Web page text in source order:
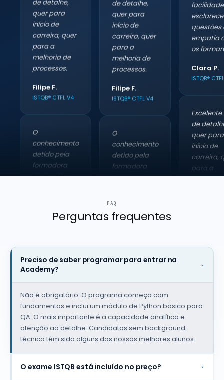
início de
carreira, quer
para a
melhoria de
processos.
Filipe F.
ISTQB® CTFL V4
conhecimento
detido pela
formadora
Joana Vilas-
Boas, a
empatia com
Clara P.
ISTQB® CTFL V4
Excelente nível
de detalhe,
quer para
início de
carreira, quer
processos.
de detalhe,
quer para
início de
carreira, quer
para a
melhoria de
Filipe F.
O
conhecimento
detido pela
formadora
facilidade em
esclarecer
ISTQB® CTFL V4
questões
empatia
os
Clara P.
ISTQB®
de
quer para
início de
carreira,
para a
melhoria
Joana
empatia
Clara P.
FAQ
Perguntas frequentes
Preciso de saber programar para entrar na
Academy?
›
Não é obrigatório. O programa começa com
fundamentos e inclui um módulo de Python básico para
QA. O mais importante é a capacidade analítica e
atenção ao detalhe. Candidatos sem background
técnico têm sido alguns dos nossos melhores alunos.
O exame ISTQB está incluído no preço? ›